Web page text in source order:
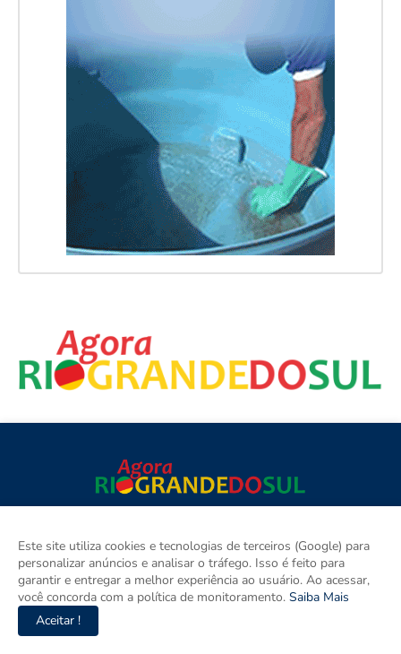
também somos um espaço para discutir o Rio Grande e o Brasil.
Aqui tem informação de verdade com imparcialidade. Os
principais temas são política, cidades e empreendedorismo. DRT
0010556/DF.
Este site utiliza cookies e tecnologias de terceiros (Google) para
personalizar anúncios e analisar o tráfego. Isso é feito para
garantir e entregar a melhor experiência ao usuário. Ao acessar,
você concorda com a política de monitoramento. Saiba Mais
Aceitar !